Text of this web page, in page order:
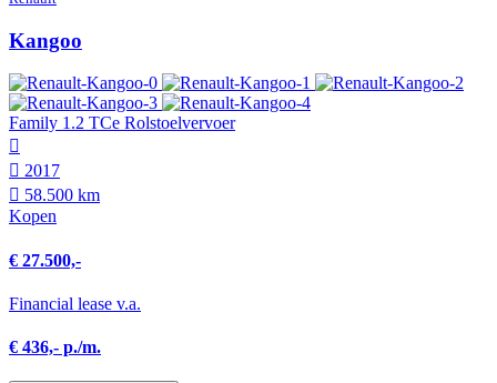
Kangoo
Family 1.2 TCe Rolstoelvervoer
2017
58.500 km
Kopen
€ 27.500,-
Financial lease v.a.
€ 436,- p./m.